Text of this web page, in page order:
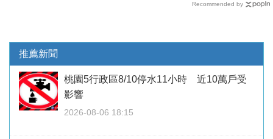
Recommended by
推薦新聞
桃園5行政區8/10停水11小時 近10萬戶受
影響
2026-08-06 18:15